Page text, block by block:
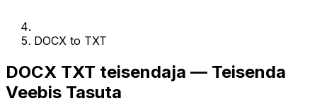
DOCX to TXT
DOCX TXT teisendaja — Teisenda
Veebis Tasuta